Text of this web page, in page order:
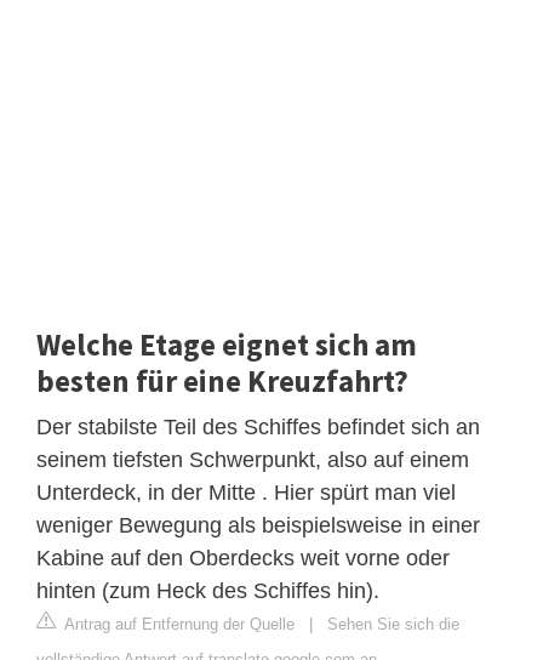
Welche Etage eignet sich am
besten für eine Kreuzfahrt?
Der stabilste Teil des Schiffes befindet sich an
seinem tiefsten Schwerpunkt, also auf einem
Unterdeck, in der Mitte . Hier spürt man viel
weniger Bewegung als beispielsweise in einer
Kabine auf den Oberdecks weit vorne oder
hinten (zum Heck des Schiffes hin).
Antrag auf Entfernung der Quelle | Sehen Sie sich die